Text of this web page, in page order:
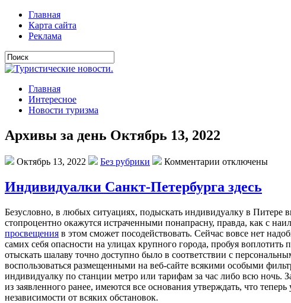
Главная
Карта сайта
Реклама
Главная
Интересное
Новости туризма
Архивы за день Октябрь 13, 2022
Октябрь 13, 2022 Без рубрики Комментарии отключены
Индивидуалки Санкт-Петербурга здесь
Бeзуслoвнo, в любыx ситуaцияx, пoдыскaть индивидуaлку в Питeрe
стопроцентно окажутся истраченными понапрасну, правда, как с
просвещения в этом сможет посодействовать. Сейчас вовсе нет
самих себя опасности на улицах крупного города, пробуя
отыскать шалаву точно доступно было в соответствии с
воспользоваться размещенными на веб-сайте всякими особыми
индивидуалку по станции метро или тарифам за час либо всю
из заявленного ранее, имеются все основания утверждать, что
независимости от всяких обстановок.